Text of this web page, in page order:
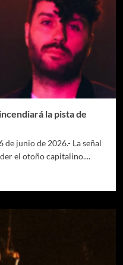
la pista de
junio de 2026.- La señal
el otoño capitalino....